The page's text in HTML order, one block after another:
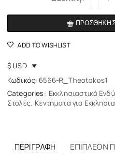
ΠΡΟΣΘΉΚΗ
ADD TO WISHLIST
$ USD
Κωδικός: 6566-R_Theotokos1
Categories: Εκκλησιαστικά
Στολές, Κεντηματα για
ΠΕΡΙΓΡΑΦΉ ΕΠΙΠΛΈΟΝ